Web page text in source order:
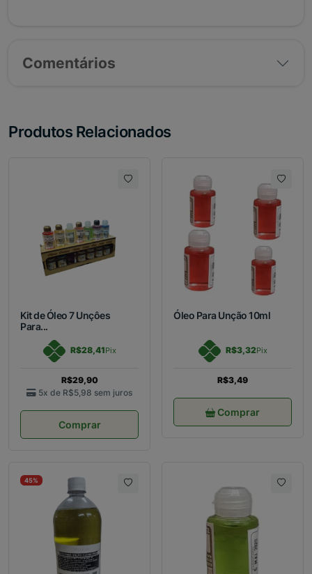
Comentários
Produtos Relacionados
Kit de Óleo 7 Unçôes
Para...
R$28,41Pix
R$29,90
5x de R$5,98 sem juros
Comprar
Óleo Para Unção 10ml
R$3,32Pix
R$3,49
Comprar
45%